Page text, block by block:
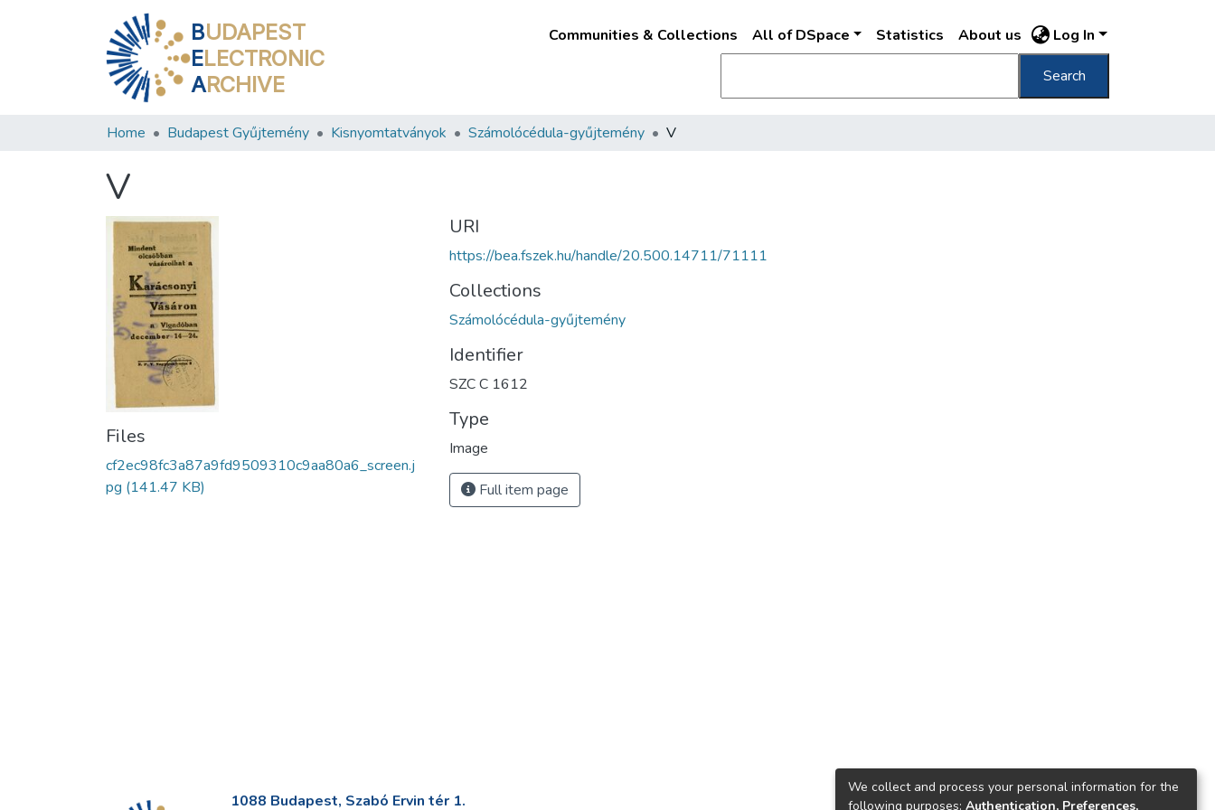
BUDAPEST
ELECTRONIC
ARCHIVE
Communities & Collections All of DSpace Statistics About us Log In
Search
Home Budapest Gyűjtemény Kisnyomtatványok Számolócédula-gyűjtemény V
V
Files
cf2ec98fc3a87a9fd9509310c9aa80a6_screen.j
pg (141.47 KB)
URI
https://bea.fszek.hu/handle/20.500.14711/71111
Collections
Számolócédula-gyűjtemény
Identifier
SZC C 1612
Type
Image
Full item page
1088 Budapest, Szabó Ervin tér 1.
We collect and process your personal information for the
following purposes: Authentication, Preferences,